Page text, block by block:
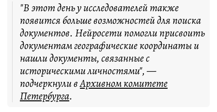
"В этот день у исследователей также
появится больше возможностей для поиска
документов. Нейросети помогли присвоить
документам географические координаты и
нашли документы, связанные с
историческими личностями", —
подчеркнули вАрхивном комитете
Петербурга.